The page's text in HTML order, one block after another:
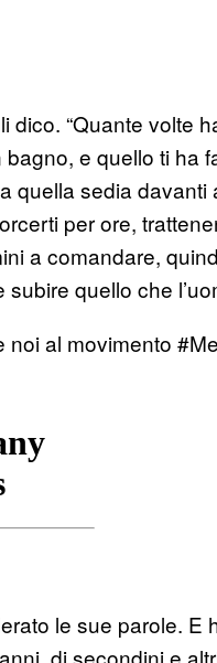
dico. “Quante volte
e quello ti ha
quella sedia
per ore,
a comandare,
subire quello che
noi al movimento
le sue parole.